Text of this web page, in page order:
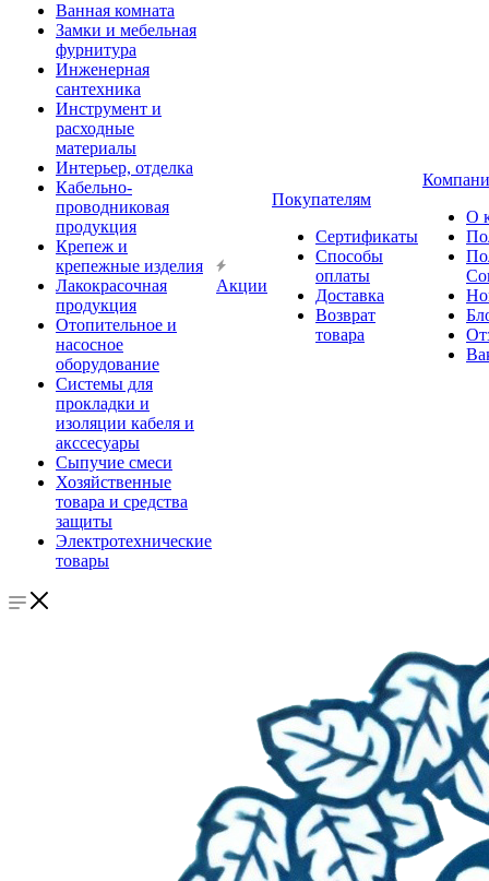
Ванная комната
Замки и мебельная
фурнитура
Инженерная
сантехника
Инструмент и
расходные
материалы
Интерьер, отделка
Кабельно-
проводниковая
продукция
Крепеж и
крепежные изделия
Лакокрасочная
продукция
Отопительное и
насосное
оборудование
Системы для
прокладки и
изоляции кабеля и
акссесуары
Сыпучие смеси
Хозяйственные
товара и средства
защиты
Электротехнические
товары
Акции
Покупателям
Сертификаты
Способы
оплаты
Доставка
Возврат
товара
О